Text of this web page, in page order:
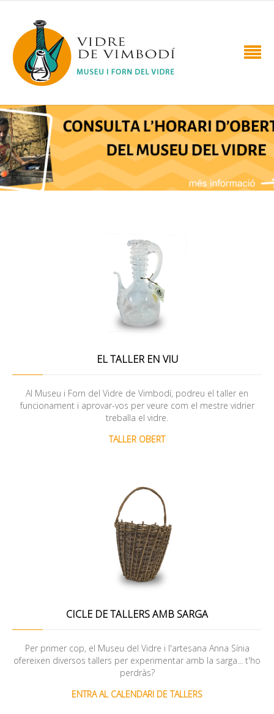
EL TALLER EN VIU
Al Museu i Forn del Vidre de Vimbodí, podreu el taller en
funcionament i aprovar-vos per veure com el mestre vidrier
treballa el vidre.
TALLER OBERT
CICLE DE TALLERS AMB SARGA
Per primer cop, el Museu del Vidre i l'artesana Anna Sínia
ofereixen diversos tallers per experimentar amb la sarga... t'ho
perdràs?
ENTRA AL CALENDARI DE TALLERS